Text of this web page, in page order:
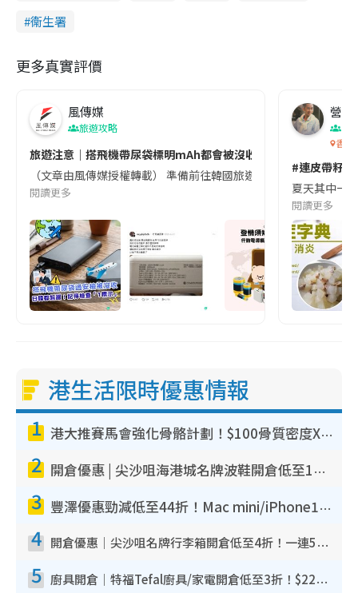
衞生署
更多真實評價
風傳媒
旅遊攻略
旅遊注意｜搭飛機帶尿袋標明mAh都會被沒收😱出發前切記檢查
（文章由風傳媒授權轉載） 準備前往韓國旅遊的民眾，近期要
閱讀更多
營養
香港
#連皮帶籽
夏天其中一
閱讀更多
港生活限時優惠情報
1 港大推賽馬會強化骨骼計劃！$100骨質密度X光檢查 完成免費運動訓練送超市禮券！附參加資格
2 開倉優惠 | 尖沙咀海港城名牌波鞋開倉低至1折！On鞋$899起／Joy&Peace鞋履$98起
3 豐澤優惠勁減低至44折！Mac mini/iPhone17Pro大減價！廚房家電$220起
4 開倉優惠｜尖沙咀名牌行李箱開倉低至4折！一連5日 American Tourister/ace./Hallmark $200起！
5 廚具開倉｜特福Tefal廚具/家電開倉低至3折！$220起買平底鍋/炒鑊/湯煲！電飯煲/吸塵機/燙斗$418起